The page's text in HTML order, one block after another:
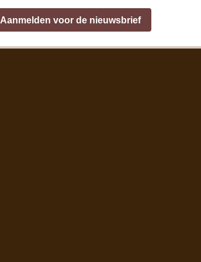
Aanmelden voor de nieuwsbrief